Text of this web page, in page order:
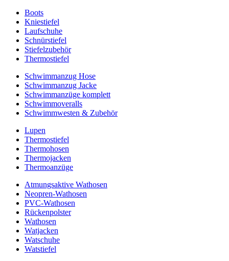
Boots
Kniestiefel
Laufschuhe
Schnürstiefel
Stiefelzubehör
Thermostiefel
Schwimmanzug Hose
Schwimmanzug Jacke
Schwimmanzüge komplett
Schwimmoveralls
Schwimmwesten & Zubehör
Lupen
Thermostiefel
Thermohosen
Thermojacken
Thermoanzüge
Atmungsaktive Wathosen
Neopren-Wathosen
PVC-Wathosen
Rückenpolster
Wathosen
Watjacken
Watschuhe
Watstiefel